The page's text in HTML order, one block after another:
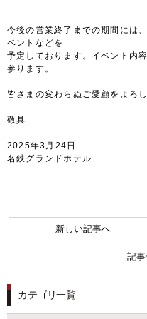
宿泊
今後の営業終了までの期間には
ベントなどを
予定しております。イベント内
参ります。
皆さまの変わらぬご愛顧をよろ
敬具
2025年3月24日
名鉄グランドホテル
新しい記事へ
記
カテゴリ一覧